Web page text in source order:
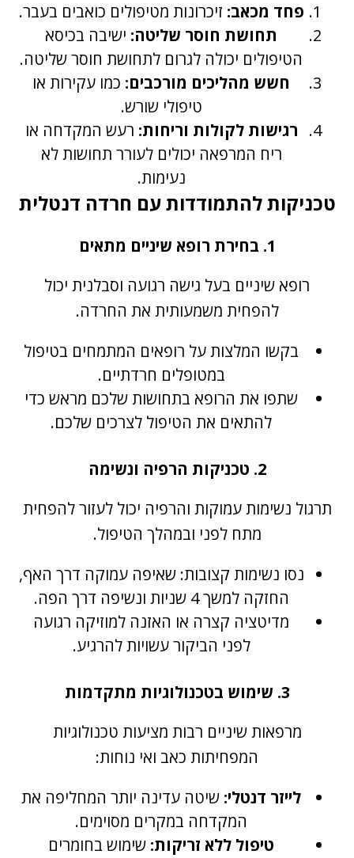
פחד מכאב: זיכרונות מטיפולים כואבים בעבר.
תחושת חוסר שליטה: ישיבה בכיסא
הטיפולים יכולה לגרום לתחושת חוסר שליטה.
חשש מהליכים מורכבים: כמו עקירות או
טיפולי שורש.
רגישות לקולות וריחות: רעש המקדחה או
ריח המרפאה יכולים לעורר תחושות לא
נעימות.
טכניקות להתמודדות עם חרדה דנטלית
1. בחירת רופא שיניים מתאים
רופא שיניים בעל גישה רגועה וסבלנית יכול
להפחית משמעותית את החרדה.
בקשו המלצות על רופאים המתמחים בטיפול
במטופלים חרדתיים.
שתפו את הרופא בתחושות שלכם מראש כדי
להתאים את הטיפול לצרכים שלכם.
2. טכניקות הרפיה ונשימה
תרגול נשימות עמוקות והרפיה יכול לעזור להפחית
מתח לפני ובמהלך הטיפול.
נסו נשימות קצובות: שאיפה עמוקה דרך האף,
החזקה למשך 4 שניות ונשיפה דרך הפה.
מדיטציה קצרה או האזנה למוזיקה רגועה
לפני הביקור עשויות להרגיע.
3. שימוש בטכנולוגיות מתקדמות
מרפאות שיניים רבות מציעות טכנולוגיות
המפחיתות כאב ואי נוחות:
לייזר דנטלי: שיטה עדינה יותר המחליפה את
המקדחה במקרים מסוימים.
טיפול ללא זריקות: שימוש בחומרים